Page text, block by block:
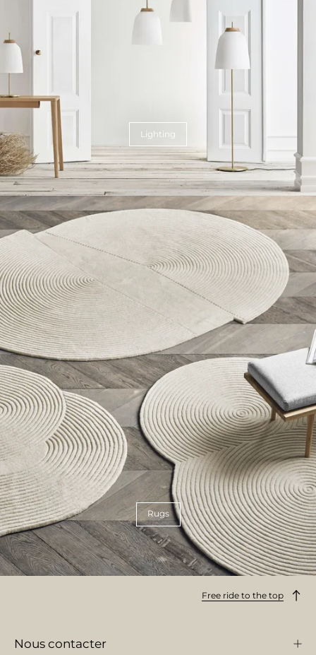
Lighting
Rugs
Free ride to the top
Nous contacter